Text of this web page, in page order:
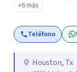
+6 más
Teléfono
Houston, Tx